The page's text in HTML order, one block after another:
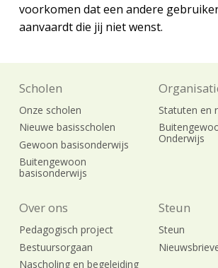
voorkomen dat een andere
aanvaardt die jij niet wenst.
Scholen
Onze scholen
Nieuwe basisscholen
Gewoon basisonderwijs
Buitengewoon
basisonderwijs
Statuten en
Onderwijs
Over ons
Pedagogisch project
Bestuursorgaan
Nascholing en begeleiding
Steun
Steun